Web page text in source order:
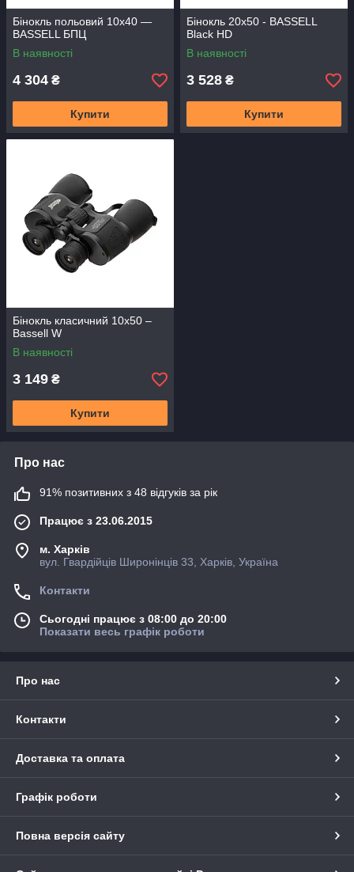
Бінокль польовий 10x40 —
BASSELL БПЦ
В наявності
4 304 ₴
Купити
Бінокль 20x50 - BASSELL
Black HD
В наявності
3 528 ₴
Купити
Бінокль класичний 10x50 –
Bassell W
В наявності
3 149 ₴
Купити
Про нас
91% позитивних з 48 відгуків за рік
Працює з 23.06.2015
м. Харків
вул. Гвардійців Широнінців 33, Харків, Україна
Контакти
Сьогодні працює з 08:00 до 20:00
Показати весь графік роботи
Про нас
Контакти
Доставка та оплата
Графік роботи
Повна версія сайту